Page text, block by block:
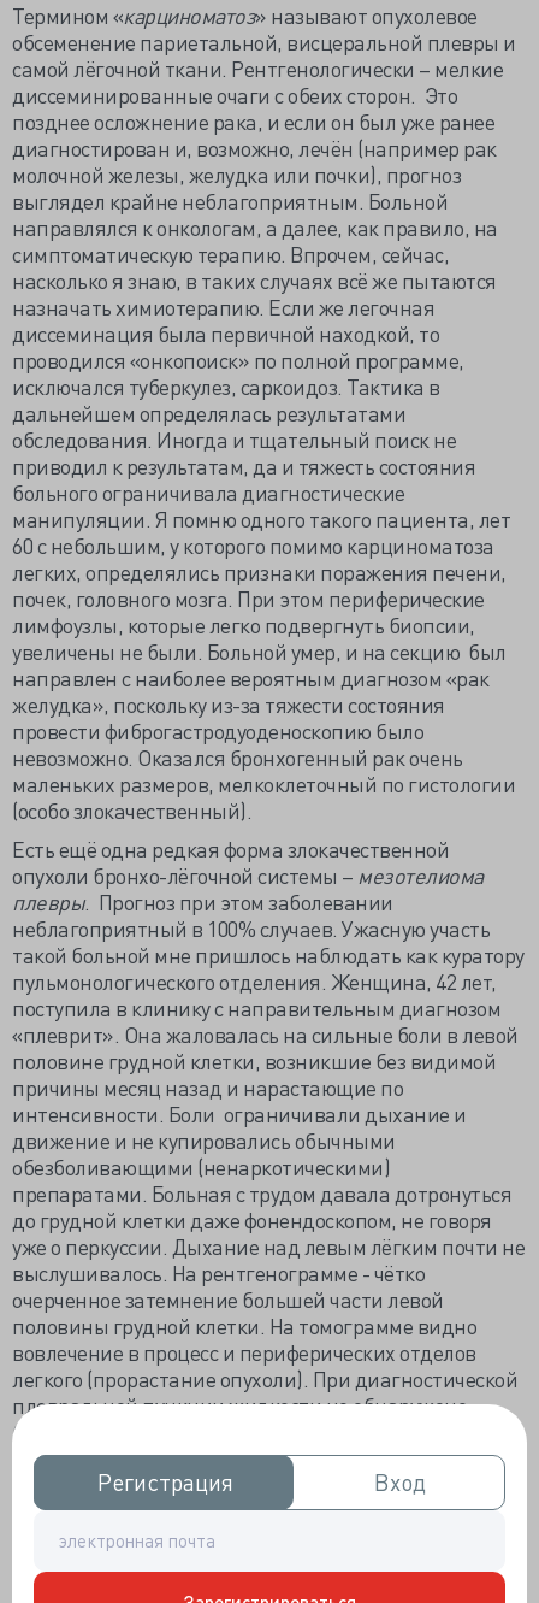
Регистрация
Регистрация Вход
Вход
Термином «карциноматоз» называют опухолевое
обсеменение париетальной, висцеральной плевры и
самой лёгочной ткани. Рентгенологически – мелкие
диссеминированные очаги с обеих сторон. Это
позднее осложнение рака, и если он был уже ранее
диагностирован и, возможно, лечён (например рак
молочной железы, желудка или почки), прогноз
выглядел крайне неблагоприятным. Больной
направлялся к онкологам, а далее, как правило, на
симптоматическую терапию. Впрочем, сейчас,
насколько я знаю, в таких случаях всё же пытаются
назначать химиотерапию. Если же легочная
диссеминация была первичной находкой, то
проводился «онкопоиск» по полной программе,
исключался туберкулез, саркоидоз. Тактика в
дальнейшем определялась результатами
обследования. Иногда и тщательный поиск не
приводил к результатам, да и тяжесть состояния
больного ограничивала диагностические
манипуляции. Я помню одного такого пациента, лет
60 с небольшим, у которого помимо карциноматоза
легких, определялись признаки поражения печени,
почек, головного мозга. При этом периферические
лимфоузлы, которые легко подвергнуть биопсии,
увеличены не были. Больной умер, и на секцию был
направлен с наиболее вероятным диагнозом «рак
желудка», поскольку из-за тяжести состояния
провести фиброгастродуоденоскопию было
невозможно. Оказался бронхогенный рак очень
маленьких размеров, мелкоклеточный по гистологии
(особо злокачественный).
Есть ещё одна редкая форма злокачественной
опухоли бронхо-лёгочной системы – мезотелиома
плевры. Прогноз при этом заболевании
неблагоприятный в 100% случаев. Ужасную участь
такой больной мне пришлось наблюдать как куратору
пульмонологического отделения. Женщина, 42 лет,
поступила в клинику с направительным диагнозом
«плеврит». Она жаловалась на сильные боли в левой
половине грудной клетки, возникшие без видимой
причины месяц назад и нарастающие по
интенсивности. Боли ограничивали дыхание и
движение и не купировались обычными
обезболивающими (ненаркотическими)
препаратами. Больная с трудом давала дотронуться
до грудной клетки даже фонендоскопом, не говоря
уже о перкуссии. Дыхание над левым лёгким почти не
выслушивалось. На рентгенограмме - чётко
очерченное затемнение большей части левой
половины грудной клетки. На томограмме видно
вовлечение в процесс и периферических отделов
легкого (прорастание опухоли). При диагностической
плевральной пункции жидкости не обнаружено.
Описанная клинико-рентгенологическая картина
полностью укладывалась в диагноз «мезотелиома
плевры». Опухоль эта агрессивная, быстро
прорастающая в близлежащие органы, в данном
случае, легкие и сердце. И у нашей больной уже через
патологический зубец Q на ЭКГ. Замечу, что никаких